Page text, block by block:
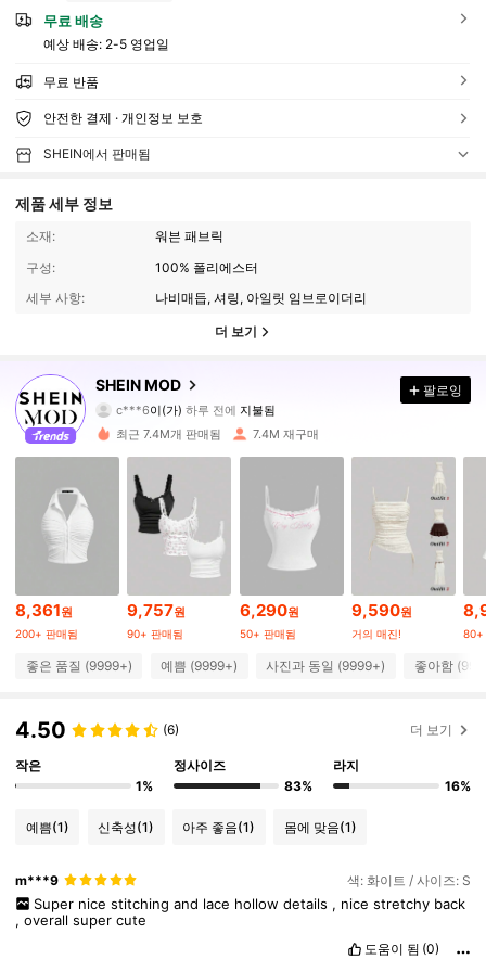
무료 배송
예상 배송: 2-5 영업일
무료 반품
안전한 결제 · 개인정보 보호
SHEIN에서 판매됨
제품 세부 정보
소재:
워븐 패브릭
구성:
100% 폴리에스터
세부 사항:
나비매듭, 셔링, 아일릿 임브로이더리
더 보기
SHEIN MOD
4.91
3.3M 팔로워
s***m다음 10분 전에
4.91 3.3M 팔로워
3.3M 팔로워
4.91 3.3M 팔로워
4.91 3.3M 팔로워
팔로잉
최근 7.4M개 판매됨 7.4M 재구매
8,361원
200+ 판매됨
9,757원
90+ 판매됨
6,290원
50+ 판매됨
9,590원
거의 매진! 80+
좋은 품질 (9999+) 예쁨 (9999+) 사진과 동일 (9999+) 좋아함
4.50 (6) 더 보기
작은
1%
정사이즈
83%
라지
16%
예쁨(1) 신축성(1) 아주 좋음(1) 몸에 맞음(1)
m***9 색: 화이트 / 사이즈: S
Super nice stitching and lace hollow details , nice stretchy back
,overallsupercute
도움이 됨 (0)